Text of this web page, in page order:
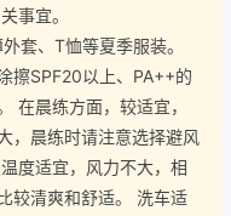
事宜。
套、T恤等夏季服装。
擦SPF20以上、PA++的
在晨练方面，较适宜，
，晨练时请注意选择避风
度适宜，风力不大，相
较清爽和舒适。 洗车适